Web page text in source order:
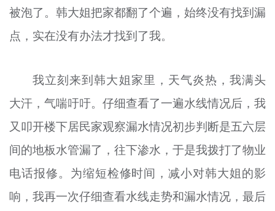
被泡了。韩大姐把家都翻了个遍，始终没有找到漏
点，实在没有办法才找到了我。
我立刻来到韩大姐家里，天气炎热，我满头
大汗，气喘吁吁。仔细查看了一遍水线情况后，我
又叩开楼下居民家观察漏水情况初步判断是五六层
间的地板水管漏了，往下渗水，于是我拨打了物业
电话报修。为缩短检修时间，减小对韩大姐的影
响，我再一次仔细查看水线走势和漏水情况，最后